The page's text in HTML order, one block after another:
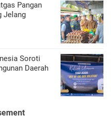
Pangan
Jelang
Soroti
Daerah